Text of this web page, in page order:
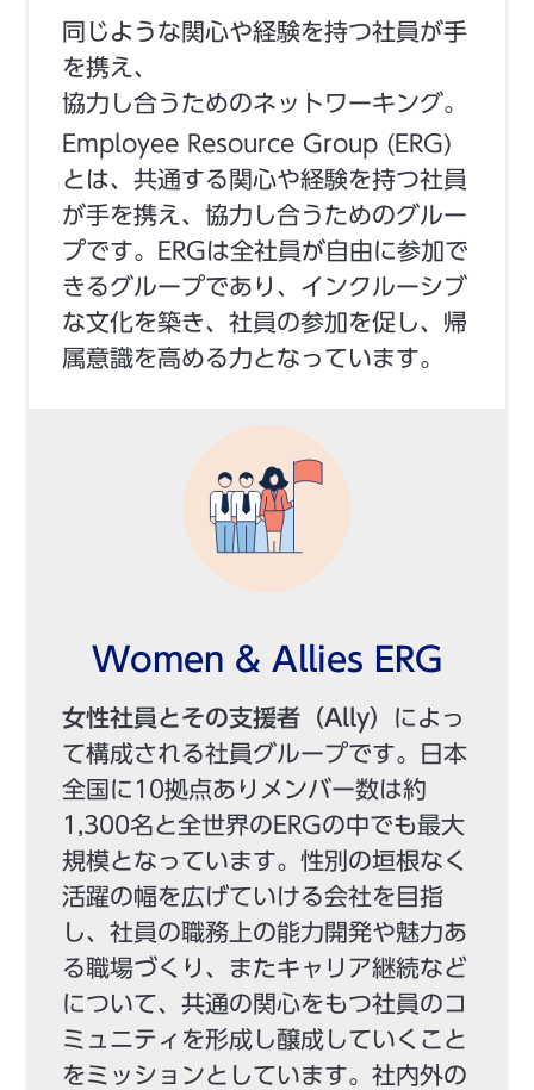
同じような関心や経験を持つ社員が手
を携え、
協力し合うためのネットワーキング。
Employee Resource Group (ERG)
とは、共通する関心や経験を持つ社員
が手を携え、協力し合うためのグルー
プです。ERGは全社員が自由に参加で
きるグループであり、インクルーシブ
な文化を築き、社員の参加を促し、帰
属意識を高める力となっています。
Women & Allies ERG
女性社員とその支援者（Ally） によっ
て構成される社員グループです。日本
全国に10拠点ありメンバー数は約
1,300名と全世界のERGの中でも最大
規模となっています。性別の垣根なく
活躍の幅を広げていける会社を目指
し、社員の職務上の能力開発や魅力あ
る職場づくり、またキャリア継続など
について、共通の関心をもつ社員のコ
ミュニティを形成し醸成していくこと
をミッションとしています。社内外の